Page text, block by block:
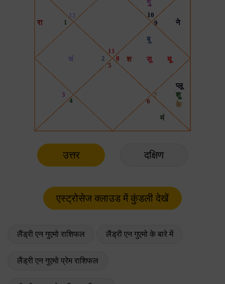
उत्तर दक्षिण
लैंड्री एन गुएमो राशिफल लैंड्री एन गुएमो के बारे में
लैंड्री एन गुएमो प्रेम राशिफल